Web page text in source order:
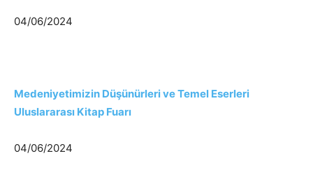
04/06/2024
Medeniyetimizin Düşünürleri ve Temel Eserleri
Uluslararası Kitap Fuarı
04/06/2024